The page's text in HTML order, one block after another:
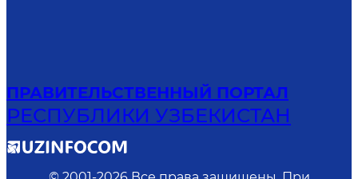
ПРАВИТЕЛЬСТВЕННЫЙ ПОРТАЛ
РЕСПУБЛИКИ УЗБЕКИСТАН